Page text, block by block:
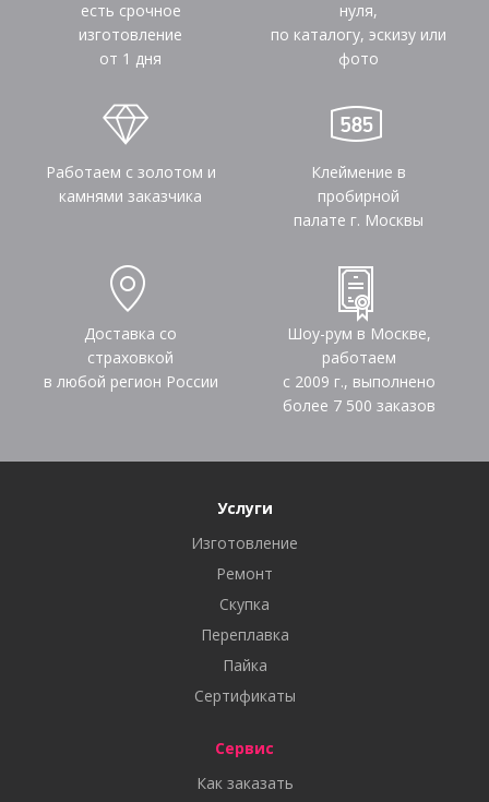
есть срочное
изготовление
от 1 дня
нуля,
по каталогу, эскизу или
фото
Работаем с золотом и
камнями заказчика
Клеймение в
пробирной
палате г. Москвы
Доставка со
страховкой
в любой регион России
Шоу-рум в Москве,
работаем
с 2009 г., выполнено
более 7 500 заказов
Услуги
Изготовление
Ремонт
Скупка
Переплавка
Пайка
Сертификаты
Сервис
Как заказать